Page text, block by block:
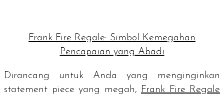
Frank Fire Regale: Simbol Kemegahan
Pencapaian yang Abadi
Dirancang untuk Anda yang menginginkan
statement piece yang megah, Frank Fire Regale